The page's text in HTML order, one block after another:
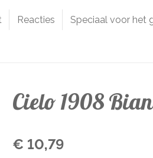
Reacties Speciaal voor het
Cielo 1908
€ 10,79